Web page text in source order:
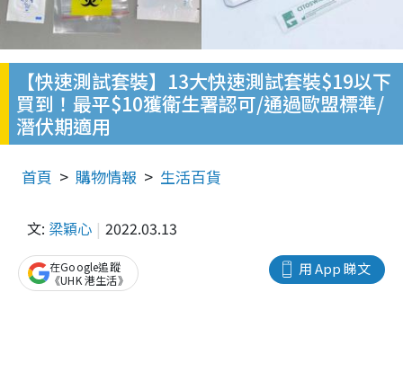
【快速測試套裝】13大快速測試套裝$19以下
買到！最平$10獲衛生署認可/通過歐盟標準/
潛伏期適用
首頁 購物情報 生活百貨
文: 梁穎心 2022.03.13
用 App 睇文
在Google追蹤
《UHK 港生活》